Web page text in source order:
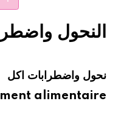
النحول
نحول واضطرابات اكل
alimentaire